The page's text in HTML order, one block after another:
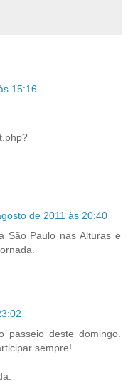
15:16
de 2011 às 20:40
São Paulo nas Alturas e
passeio deste domingo.
sempre!